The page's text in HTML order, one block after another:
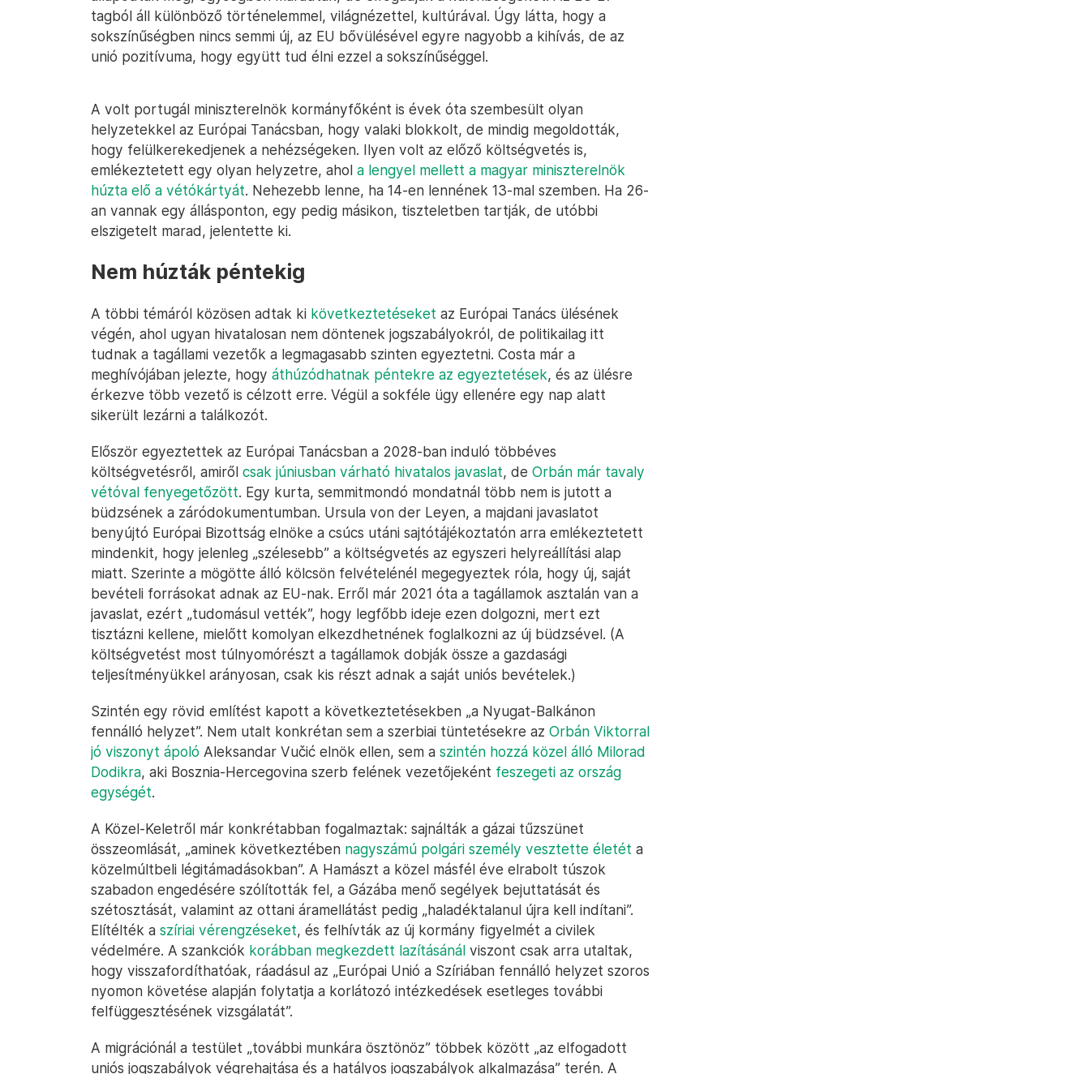
tagból áll különböző történelemmel, világnézettel, kultúrával. Úgy látta, hogy a
sokszínűségben nincs semmi új, az EU bővülésével egyre nagyobb a kihívás, de az
unió pozitívuma, hogy együtt tud élni ezzel a sokszínűséggel.
A volt portugál miniszterelnök kormányfőként is évek óta szembesült olyan
helyzetekkel az Európai Tanácsban, hogy valaki blokkolt, de mindig megoldották,
hogy felülkerekedjenek a nehézségeken. Ilyen volt az előző költségvetés is,
emlékeztetett egy olyan helyzetre, ahol a lengyel mellett a magyar miniszterelnök
húzta elő a vétókártyát. Nehezebb lenne, ha 14-en lennének 13-mal szemben. Ha 26-
an vannak egy állásponton, egy pedig másikon, tiszteletben tartják, de utóbbi
elszigetelt marad, jelentette ki.
Nem húzták péntekig
A többi témáról közösen adtak ki következtetéseket az Európai Tanács ülésének
végén, ahol ugyan hivatalosan nem döntenek jogszabályokról, de politikailag itt
tudnak a tagállami vezetők a legmagasabb szinten egyeztetni. Costa már a
meghívójában jelezte, hogy áthúzódhatnak péntekre az egyeztetések, és az ülésre
érkezve több vezető is célzott erre. Végül a sokféle ügy ellenére egy nap alatt
sikerült lezárni a találkozót.
Először egyeztettek az Európai Tanácsban a 2028-ban induló többéves
költségvetésről, amiről csak júniusban várható hivatalos javaslat, de Orbán már tavaly
vétóval fenyegetőzött. Egy kurta, semmitmondó mondatnál több nem is jutott a
büdzsének a záródokumentumban. Ursula von der Leyen, a majdani javaslatot
benyújtó Európai Bizottság elnöke a csúcs utáni sajtótájékoztatón arra emlékeztetett
mindenkit, hogy jelenleg „szélesebb” a költségvetés az egyszeri helyreállítási alap
miatt. Szerinte a mögötte álló kölcsön felvételénél megegyeztek róla, hogy új, saját
bevételi forrásokat adnak az EU-nak. Erről már 2021 óta a tagállamok asztalán van a
javaslat, ezért „tudomásul vették”, hogy legfőbb ideje ezen dolgozni, mert ezt
tisztázni kellene, mielőtt komolyan elkezdhetnének foglalkozni az új büdzsével. (A
költségvetést most túlnyomórészt a tagállamok dobják össze a gazdasági
teljesítményükkel arányosan, csak kis részt adnak a saját uniós bevételek.)
Szintén egy rövid említést kapott a következtetésekben „a Nyugat-Balkánon
fennálló helyzet”. Nem utalt konkrétan sem a szerbiai tüntetésekre az Orbán Viktorral
jó viszonyt ápoló Aleksandar Vučić elnök ellen, sem a szintén hozzá közel álló Milorad
Dodikra, aki Bosznia-Hercegovina szerb felének vezetőjeként feszegeti az ország
egységét.
A Közel-Keletről már konkrétabban fogalmaztak: sajnálták a gázai tűzszünet
összeomlását, „aminek következtében nagyszámú polgári személy vesztette életét a
közelmúltbeli légitámadásokban”. A Hamászt a közel másfél éve elrabolt túszok
szabadon engedésére szólították fel, a Gázába menő segélyek bejuttatását és
szétosztását, valamint az ottani áramellátást pedig „haladéktalanul újra kell indítani”.
Elítélték a szíriai vérengzéseket, és felhívták az új kormány figyelmét a civilek
védelmére. A szankciók korábban megkezdett lazításánál viszont csak arra utaltak,
hogy visszafordíthatóak, ráadásul az „Európai Unió a Szíriában fennálló helyzet szoros
nyomon követése alapján folytatja a korlátozó intézkedések esetleges további
felfüggesztésének vizsgálatát”.
A migrációnál a testület „további munkára ösztönöz” többek között „az elfogadott
uniós jogszabályok végrehajtása és a hatályos jogszabályok alkalmazása” terén. A